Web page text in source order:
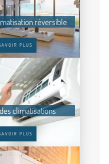
réversible
PLUS
climatisations
PLUS